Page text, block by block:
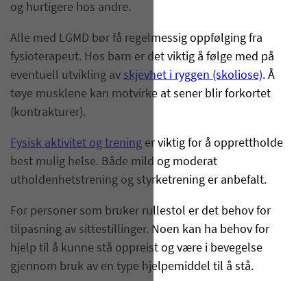
og hurtigere hos andre.
Alle med LGMD bør få regelmessig oppfølging fra
fysioterapeut. Hos barn er det viktig å følge med på
eventuell utvikling av skjevhet i ryggen (skoliose). Å
tøye musklene kan motvirke at sener blir forkortet
(kontrakturer).
Fysisk aktivitet og trening er viktig for å opprettholde
best mulig helse. Både mild og moderat
utholdenhetstrening og styrketrening er anbefalt.
For personer som bruker rullestol er det behov for
tilpasning av sittestillinger. Noen kan ha behov for
hjelp til å kunne stå oppreist og være i bevegelse
gjennom bruk av en type hjelpemiddel til å stå.